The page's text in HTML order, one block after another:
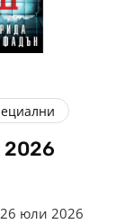
юли 2026